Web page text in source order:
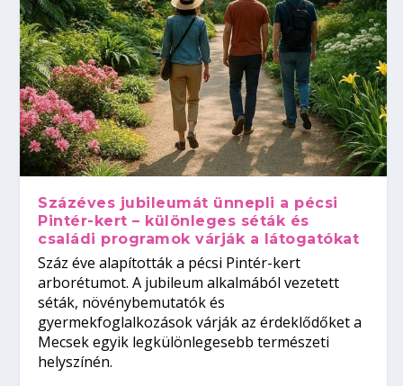
Százéves jubileumát ünnepli a pécsi
Pintér-kert – különleges séták és
családi programok várják a látogatókat
Száz éve alapították a pécsi Pintér-kert
arborétumot. A jubileum alkalmából vezetett
séták, növénybemutatók és
gyermekfoglalkozások várják az érdeklődőket a
Mecsek egyik legkülönlegesebb természeti
helyszínén.